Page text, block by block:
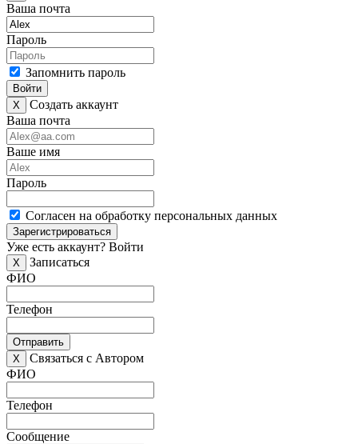
Ваша почта
Пароль
Запомнить пароль
Войти
X
Создать аккаунт
Ваша почта
Ваше имя
Пароль
Согласен на обработку персональных данных
Зарегистрироваться
Уже есть аккаунт? Войти
X
Записаться
ФИО
Телефон
Отправить
X
Связаться с Автором
ФИО
Телефон
Сообщение